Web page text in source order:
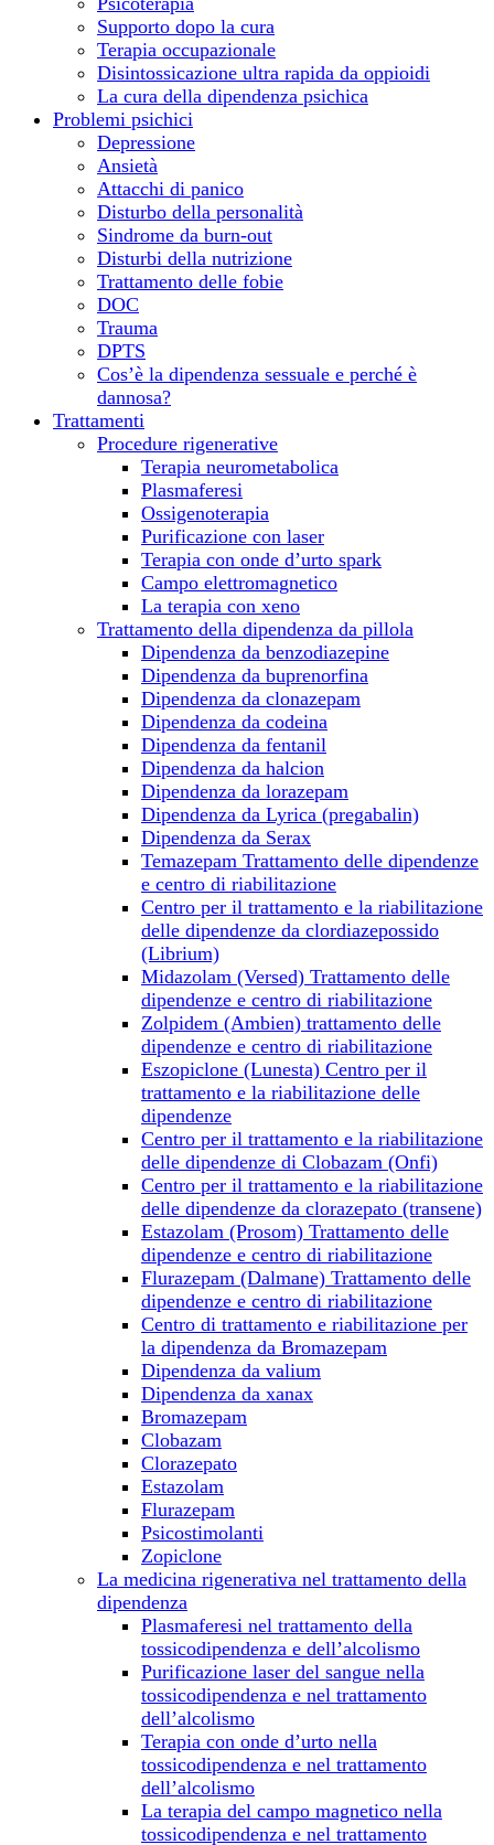
Supporto dopo la cura
Terapia occupazionale
Disintossicazione ultra rapida da oppioidi
La cura della dipendenza psichica
Problemi psichici
Depressione
Ansietà
Attacchi di panico
Disturbo della personalità
Sindrome da burn-out
Disturbi della nutrizione
Trattamento delle fobie
DOC
Trauma
DPTS
Cos’è la dipendenza sessuale e perché è
dannosa?
Trattamenti
Procedure rigenerative
Terapia neurometabolica
Plasmaferesi
Ossigenoterapia
Purificazione con laser
Terapia con onde d’urto spark
Campo elettromagnetico
La terapia con xeno
Trattamento della dipendenza da pillola
Dipendenza da benzodiazepine
Dipendenza da buprenorfina
Dipendenza da clonazepam
Dipendenza da сodeina
Dipendenza da fentanil
Dipendenza da halcion
Dipendenza da lorazepam
Dipendenza da Lyrica (pregabalin)
Dipendenza da Serax
Temazepam Trattamento delle dipendenze
e centro di riabilitazione
Centro per il trattamento e la riabilitazione
delle dipendenze da clordiazepossido
(Librium)
Midazolam (Versed) Trattamento delle
dipendenze e centro di riabilitazione
Zolpidem (Ambien) trattamento delle
dipendenze e centro di riabilitazione
Eszopiclone (Lunesta) Centro per il
trattamento e la riabilitazione delle
dipendenze
Centro per il trattamento e la riabilitazione
delle dipendenze di Clobazam (Onfi)
Centro per il trattamento e la riabilitazione
delle dipendenze da clorazepato (transene)
Estazolam (Prosom) Trattamento delle
dipendenze e centro di riabilitazione
Flurazepam (Dalmane) Trattamento delle
dipendenze e centro di riabilitazione
Centro di trattamento e riabilitazione per
la dipendenza da Bromazepam
Dipendenza da valium
Dipendenza da xanax
Bromazepam
Clobazam
Clorazepato
Estazolam
Flurazepam
Psicostimolanti
Zopiclone
La medicina rigenerativa nel trattamento della
dipendenza
Plasmaferesi nel trattamento della
tossicodipendenza e dell’alcolismo
Purificazione laser del sangue nella
tossicodipendenza e nel trattamento
dell’alcolismo
Terapia con onde d’urto nella
tossicodipendenza e nel trattamento
dell’alcolismo
La terapia del campo magnetico nella
tossicodipendenza e nel trattamento